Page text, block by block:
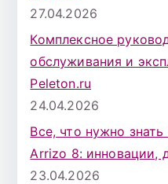
27.04.2026
Комплексное
обслуживания и
Peleton.ru
24.04.2026
Все, что нужно
Arrizo 8: инновации,
23.04.2026